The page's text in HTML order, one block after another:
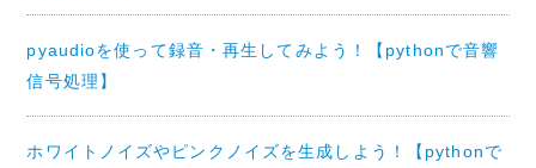
pyaudioを使って録音・再生してみよう！【pythonで音響
信号処理】
ホワイトノイズやピンクノイズを生成しよう！【pythonで